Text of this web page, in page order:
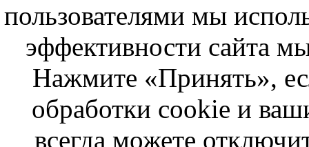
пользователями мы
эффективности сайта
Нажмите «Принять»,
обработки cookie и
всегда можете